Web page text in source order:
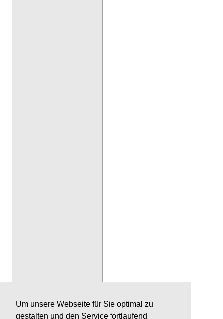
Um unsere Webseite für Sie optimal zu
gestalten und den Service fortlaufend